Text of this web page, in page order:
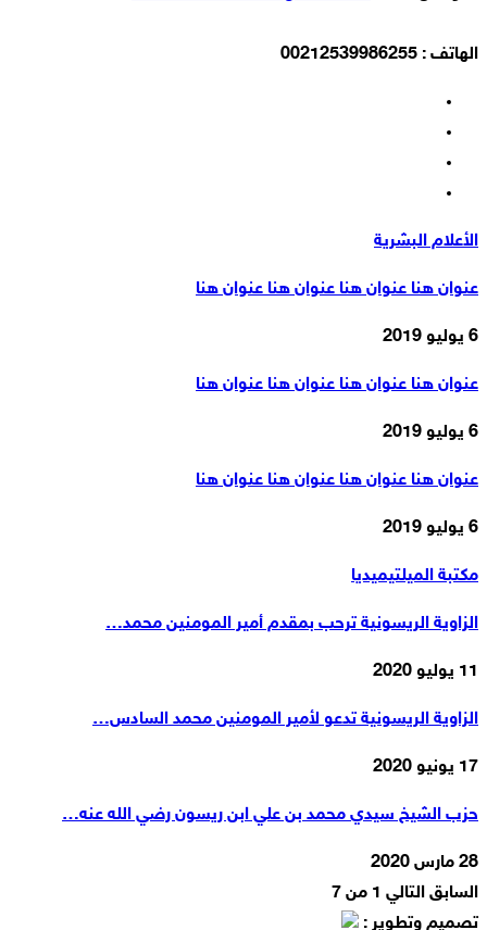
الهاتف : 00212539986255
الأعلام البشرية
عنوان هنا عنوان هنا عنوان هنا عنوان هنا
6 يوليو 2019
عنوان هنا عنوان هنا عنوان هنا عنوان هنا
6 يوليو 2019
عنوان هنا عنوان هنا عنوان هنا عنوان هنا
6 يوليو 2019
مكتبة الميلتيميديا
الزاوية الريسونية ترحب بمقدم أمير المومنين محمد…
11 يوليو 2020
الزاوية الريسونية تدعو لأمير المومنين محمد السادس…
17 يونيو 2020
حزب الشيخ سيدي محمد بن علي ابن ريسون رضي الله عنه…
28 مارس 2020
السابق التالي 1 من 7
تصميم وتطوير :